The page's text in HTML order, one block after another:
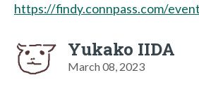
https://findy.connpass.com/
Yukako IIDA
March 08, 2023